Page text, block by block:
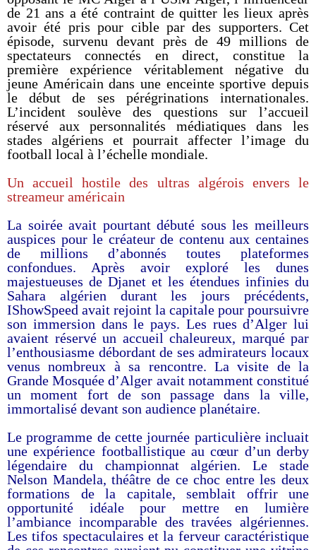
de 21 ans a été contraint de quitter les lieux après
avoir été pris pour cible par des supporters. Cet
épisode, survenu devant près de 49 millions de
spectateurs connectés en direct, constitue la
première expérience véritablement négative du
jeune Américain dans une enceinte sportive depuis
le début de ses pérégrinations internationales.
L’incident soulève des questions sur l’accueil
réservé aux personnalités médiatiques dans les
stades algériens et pourrait affecter l’image du
football local à l’échelle mondiale.
Un accueil hostile des ultras algérois envers le
streameur américain
La soirée avait pourtant débuté sous les meilleurs
auspices pour le créateur de contenu aux centaines
de millions d’abonnés toutes plateformes
confondues. Après avoir exploré les dunes
majestueuses de Djanet et les étendues infinies du
Sahara algérien durant les jours précédents,
IShowSpeed avait rejoint la capitale pour poursuivre
son immersion dans le pays. Les rues d’Alger lui
avaient réservé un accueil chaleureux, marqué par
l’enthousiasme débordant de ses admirateurs locaux
venus nombreux à sa rencontre. La visite de la
Grande Mosquée d’Alger avait notamment constitué
un moment fort de son passage dans la ville,
immortalisé devant son audience planétaire.
Le programme de cette journée particulière incluait
une expérience footballistique au cœur d’un derby
légendaire du championnat algérien. Le stade
Nelson Mandela, théâtre de ce choc entre les deux
formations de la capitale, semblait offrir une
opportunité idéale pour mettre en lumière
l’ambiance incomparable des travées algériennes.
Les tifos spectaculaires et la ferveur caractéristique